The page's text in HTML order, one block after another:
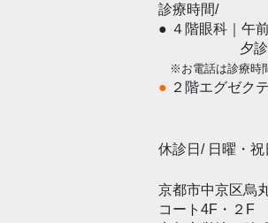
診療時間/
● ４階眼科｜午
夕
※お電話は診療時
● ２階エグゼク
休診日/ 日曜・祝
京都市中京区烏
コート4F・２F